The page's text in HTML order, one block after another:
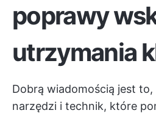
poprawy
utrzymania
Dobrą wiadomością jest
narzędzi i technik, które